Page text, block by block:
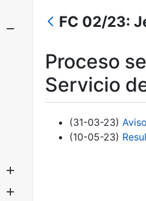
Mostrar/Ocultar
FC 02/23:
Proceso
Servicio
(31-03-23)
(10-05-23)